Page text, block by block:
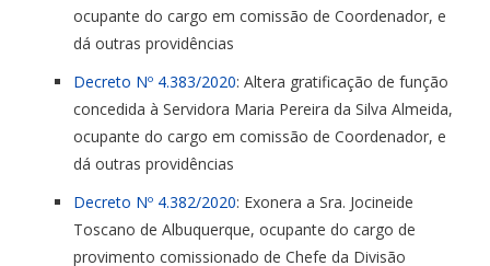
ocupante do cargo em comissão de Coordenador, e
dá outras providências
Decreto Nº 4.383/2020: Altera gratificação de função
concedida à Servidora Maria Pereira da Silva Almeida,
ocupante do cargo em comissão de Coordenador, e
dá outras providências
Decreto Nº 4.382/2020: Exonera a Sra. Jocineide
Toscano de Albuquerque, ocupante do cargo de
provimento comissionado de Chefe da Divisão